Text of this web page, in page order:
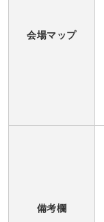
会場マップ
備考欄